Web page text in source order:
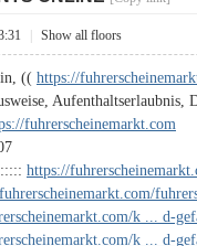
Show all floors
(( https://
Aufenthaltserlaubnis,
fuhrerscheinemarkt.com
https://
k ... d-
k ... d-